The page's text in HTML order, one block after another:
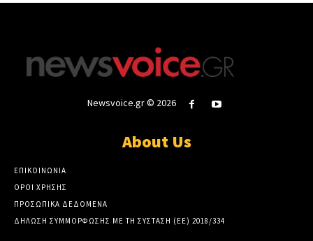
Newsvoice.gr © 2026
About Us
ΕΠΙΚΟΙΝΩΝΙΑ
ΟΡΟΙ ΧΡΗΣΗΣ
ΠΡΟΣΩΠΙΚΑ ΔΕΔΟΜΕΝΑ
ΔΗΛΩΣΗ ΣΥΜΜΟΡΦΩΣΗΣ ΜΕ ΤΗ ΣΥΣΤΑΣΗ (ΕΕ) 2018/334